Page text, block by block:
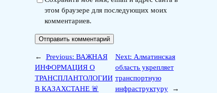
этом браузере для последующих моих
комментариев.
← Previous: ВАЖНАЯ
ИНФОРМАЦИЯ О
ТРАНСПЛАНТОЛОГИИ
В КАЗАХСТАНЕ 🚨
Next: Алматинская
область укрепляет
транспортную
инфраструктуру
→